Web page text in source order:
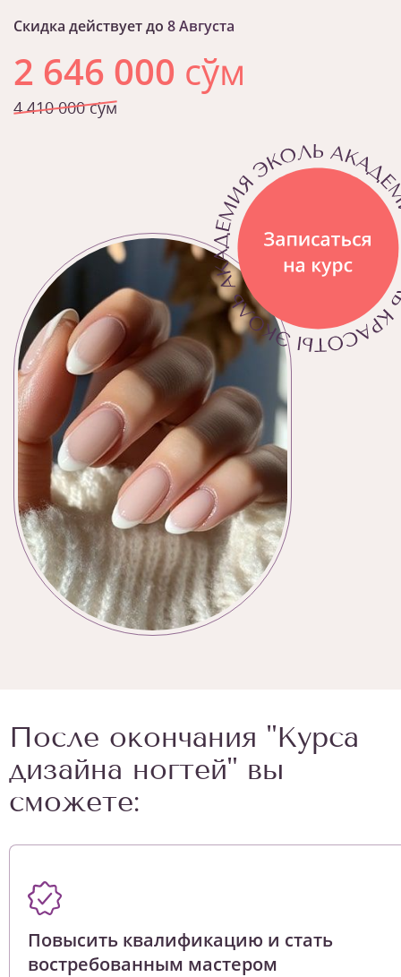
Скидка действует до 8 Августа
2 646 000 сўм
4 410 000 сўм
После окончания "Курса
дизайна ногтей" вы
сможете:
Повысить квалификацию и стать
востребованным мастером